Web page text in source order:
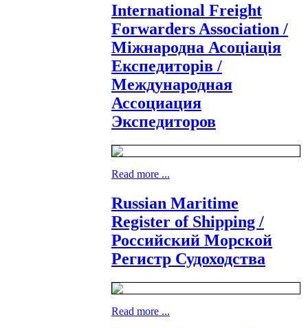
International Freight
Forwarders Association /
Міжнародна Асоціація
Експедиторів /
Международная
Ассоциация
Экспедиторов
Read more ...
Russian Maritime
Register of Shipping /
Российский Морской
Регистр Судоходства
Read more ...